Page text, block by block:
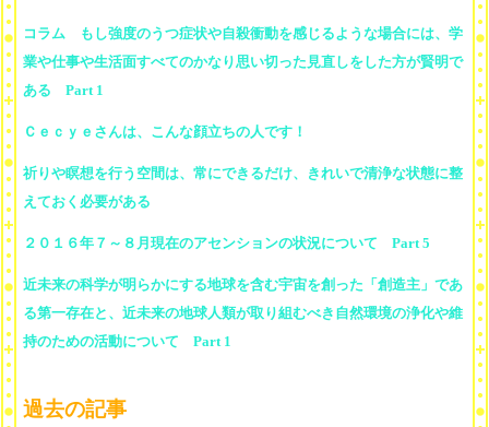
コラム もし強度のうつ症状や自殺衝動を感じるような場合には、学
業や仕事や生活面すべてのかなり思い切った見直しをした方が賢明で
ある Part 1
Ｃｅｃｙｅさんは、こんな顔立ちの人です！
祈りや瞑想を行う空間は、常にできるだけ、きれいで清浄な状態に整
えておく必要がある
２０１６年７～８月現在のアセンションの状況について Part 5
近未来の科学が明らかにする地球を含む宇宙を創った「創造主」であ
る第一存在と、近未来の地球人類が取り組むべき自然環境の浄化や維
持のための活動について Part 1
過去の記事